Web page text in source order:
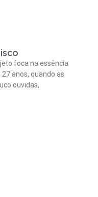
foca na essência
anos, quando as
ouvidas,